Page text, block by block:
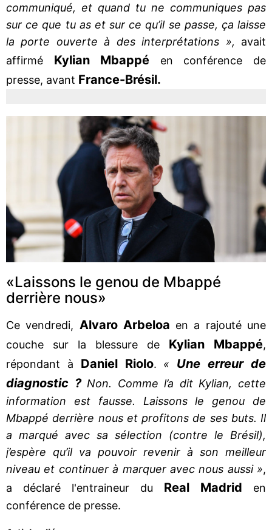
communiqué, et quand tu ne communiques pas
sur ce que tu as et sur ce qu’il se passe, ça laisse
la porte ouverte à des interprétations », avait
affirmé Kylian Mbappé en conférence de
presse, avant France-Brésil.
«Laissons le genou de Mbappé
derrière nous»
Ce vendredi, Alvaro Arbeloa en a rajouté une
couche sur la blessure de Kylian Mbappé,
répondant à Daniel Riolo. « Une erreur de
diagnostic ?Non. Comme l’a dit Kylian, cette
information est fausse. Laissons le genou de
Mbappé derrière nous et profitons de ses buts. Il
a marqué avec sa sélection (contre le Brésil),
j’espère qu’il va pouvoir revenir à son meilleur
niveau et continuer à marquer avec nous aussi »,
a déclaré l'entraineur du Real Madrid en
conférence de presse.